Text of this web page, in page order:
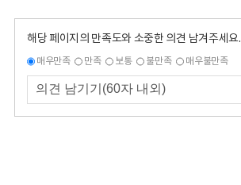
해당 페이지의 만족도와 소중한 의견 남겨주세요.
매우만족 만족 보통 불만족 매우불만족